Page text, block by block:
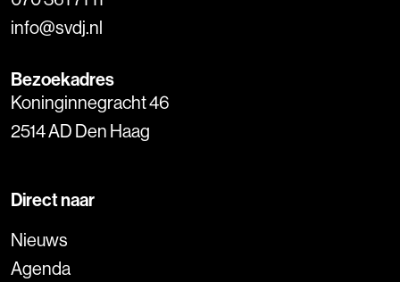
info@svdj.nl
Bezoekadres
Koninginnegracht 46
2514 AD Den Haag
Direct naar
Nieuws
Agenda